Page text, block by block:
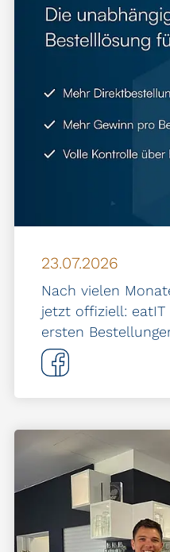
23.07.2026
Nach vielen
jetzt offiziell:
ersten